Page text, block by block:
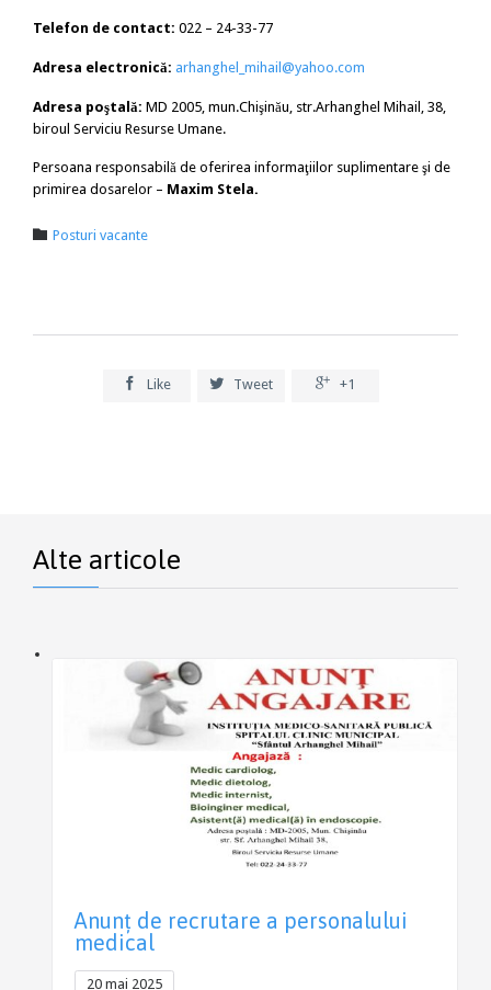
Telefon de contact: 022 – 24-33-77
Adresa electronică: arhanghel_mihail@yahoo.com
Adresa poştală: MD 2005, mun.Chişinău, str.Arhanghel Mihail, 38,
biroul Serviciu Resurse Umane.
Persoana responsabilă de oferirea informaţiilor suplimentare şi de
primirea dosarelor – Maxim Stela.
 Category
Posturi vacante
 Like  Tweet  +1
Alte articole
Anunţ de recrutare a personalului
medical
20 mai 2025